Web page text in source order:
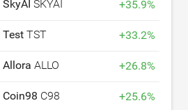
SkyAISKYAI +35.9%
TestTST +33.2%
AlloraALLO +26.8%
Coin98 C98 +25.6%